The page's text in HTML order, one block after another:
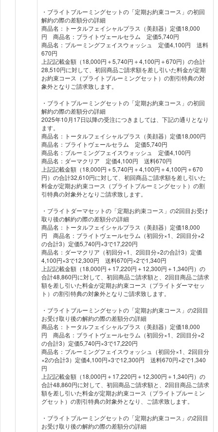
・ブライトブルーミングセットの「定期お約束コース」の初回
解約の際の差額分の詳細
商品名：トータルフェイシャルプラス（美顔器）定価18,000
円 商品名：ブライトヴェールセラム 定価5,740円
商品名：ブルーミングフェイスウォッシュ 定価4,100円 送料
670円
上記記載金額（18,000円＋5,740円＋4,100円＋670円）の合計
28,510円に対して、初回商品ご請求額を差し引いた料金が定期
お約束コース（ブライトブルーミングセット）の割引特典の対
象外となりご請求致します。
・ブライトブルーミングセットの「定期お約束コース」の初回
解約の際の差額分の詳細
2025年10月17日以降の受注につきましては、下記の通りとなり
ます。
商品名：トータルフェイシャルプラス（美顔器）定価18,000円
商品名：ブライトヴェールセラム 定価5,740円
商品名：ブルーミングフェイスウォッシュ 定価4,100円
商品名：ダーマクリア 定価4,100円 送料670円
上記記載金額（18,000円＋5,740円＋4,100円＋4,100円＋670
円）の合計32,610円に対して、初回商品ご請求額を差し引いた
料金が定期お約束コース（ブライトブルーミングセット）の割
引特典の対象外となりご請求致します。
・ブライトダーマセットの「定期お約束コース」の2回目お受け
取り後の解約の際の差額分の詳細
商品名：トータルフェイシャルプラス（美顔器）定価18,000
円 商品名：ブライトヴェールセラム（初回分×1、2回目分×2
の合計3）定価5,740円×3で17,220円
商品名：ダーマクリア（初回分×1、2回目分×2の合計3）定価
4,100円×3で12,300円 送料670円×2で1,340円
上記記載金額（18,000円＋17,220円＋12,300円＋1,340円）の
合計48,860円に対して、初回商品ご請求額と、2回目商品ご請求
額を差し引いた料金が定期お約束コース（ブライトダーマセッ
ト）の割引特典の対象外となりご請求致します。
・ブライトブルーミングセットの「定期お約束コース」の2回目
お受け取り後の解約の際の差額分の詳細
商品名：トータルフェイシャルプラス（美顔器）定価18,000
円 商品名：ブライトヴェールセラム（初回分×1、2回目分×2
の合計3）定価5,740円×3で17,220円
商品名：ブルーミングフェイスウォッシュ（初回分×1、2回目分
×2の合計3）定価4,100円×3で12,300円 送料670円×2で1,340
円
上記記載金額（18,000円＋17,220円＋12,300円＋1,340円）の
合計48,860円に対して、初回商品ご請求額と、2回目商品ご請求
額を差し引いた料金が定期お約束コース（ブライトブルーミン
グセット）の割引特典の対象外となり、ご請求致します。
・ブライトブルーミングセットの「定期お約束コース」の2回目
お受け取り後の解約の際の差額分の詳細